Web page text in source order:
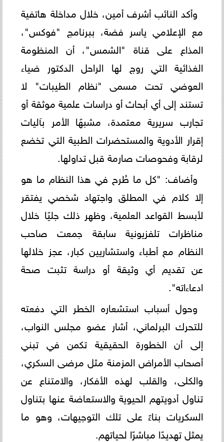
وأكد النائب أشرف أمين، خلال مداخلة هاتفية
مع الإعلامي ياسر فضة، ببرنامج "فوكس"،
المذاع على قناة "الشمس"، أن المنظومة
الغذائية التي روج لها الراحل الدكتور ضياء
العوضي تحت مسمى "نظام الطيبات" لا
تستند إلى أي أبحاث أو دراسات علمية موثقة أو
تجارب سريرية معتمدة، مشبهًا الأمر بآليات
إقرار الأدوية والمستحضرات الطبية التي تخضع
لرقابة وفحوصات صارمة قبل تداولها.
وأضاف: "كل ما طُرح في هذا النظام ما هو
إلا كلام في المطلق واجتهاد شخصي يفتقر
لأبسط القواعد العلمية، وظهر ذلك جليًا خلال
مناظرات تلفزيونية سابقة جمعت صاحب
النظام مع أطباء واستشاريين كبار، عجز خلالها
عن تقديم أي وثيقة أو دراسة تثبت صحة
ادعاءاته".
وحول أسباب استشعاره الخطر التي دفعته
للتحرك البرلماني، أشار عضو مجلس النواب،
إلى أن الخطورة الحقيقية تكمن في تبني
أصحاب الأمراض المزمنة مثل مرضى السكري،
والكلى، والقلب لهذه الأفكار، والامتناع عن
تناول أدويتهم الحيوية والاستعاضة عنها بتناول
السكريات بناءً على تلك التوجيهات، وهو ما
يمثل تهديدًا مباشرًا لحياتهم.